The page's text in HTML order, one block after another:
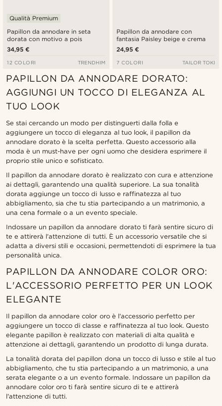
Papillon da annodare in seta
dorata con motivo a pois
Qualità Premium
34,95 €
12 COLORI TRENDHIM
Papillon da annodare con
fantasia Paisley beige e crema
24,95 €
7 COLORI TAILOR TOKI
PAPILLON DA ANNODARE DORATO:
AGGIUNGI UN TOCCO DI ELEGANZA AL
TUO LOOK
Se stai cercando un modo per distinguerti dalla folla e
aggiungere un tocco di eleganza al tuo look, il papillon da
annodare dorato è la scelta perfetta. Questo accessorio alla
moda è un must-have per ogni uomo che desidera esprimere il
proprio stile unico e sofisticato.
Il papillon da annodare dorato è realizzato con cura e attenzione
ai dettagli, garantendo una qualità superiore. La sua tonalità
dorata aggiunge un tocco di lusso e raffinatezza al tuo
abbigliamento, sia che tu stia partecipando a un matrimonio, a
una cena formale o a un evento speciale.
Indossare un papillon da annodare dorato ti farà sentire sicuro di
te e attirerà l'attenzione di tutti. È un accessorio versatile che si
adatta a diversi stili e occasioni, permettendoti di esprimere la tua
personalità unica.
PAPILLON DA ANNODARE COLOR ORO:
L'ACCESSORIO PERFETTO PER UN LOOK
ELEGANTE
Il papillon da annodare color oro è l'accessorio perfetto per
aggiungere un tocco di classe e raffinatezza al tuo look. Questo
elegante papillon è realizzato con materiali di alta qualità e
attenzione ai dettagli, garantendo un prodotto di lunga durata.
La tonalità dorata del papillon dona un tocco di lusso e stile al tuo
abbigliamento, che tu stia partecipando a un matrimonio, a una
serata elegante o a un evento formale. Indossare un papillon da
annodare color oro ti farà sentire sicuro di te e attirerà
l'attenzione di tutti.